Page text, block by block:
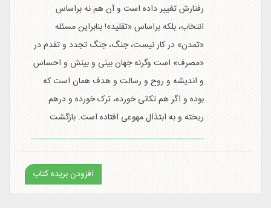
رفتارش تغییر داده است و آن هم نه براساس
انتخاب، بلکه براساس «تقلید»! بنابراین مسئله
«تمدن» در کار نیست، جنگ، جنگ تجدد و تقدم در
«مصرف» است وگرنه جهان بینی و بینش و احساس
و اندیشه و روح و رسالت و هدف همان است که
بوده و اگر هم تکانی خورده، ترک خورده و درهم
ریخته و به ابتذال مهوعی افتاده است. بازگشت
افزودن بریده کتاب